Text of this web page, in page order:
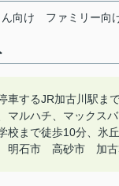
向け ファミリー向
車するJR加古川駅ま
マルハチ、マックス
校まで徒歩10分、氷
明石市 高砂市 加古